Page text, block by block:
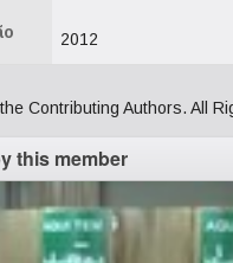
2012
Contributing Authors. All
this member